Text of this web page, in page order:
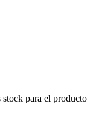
stock para el producto